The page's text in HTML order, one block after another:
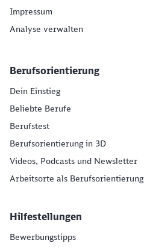
Impressum
Analyse verwalten
Berufsorientierung
Dein Einstieg
Beliebte Berufe
Berufstest
Berufsorientierung in 3D
Videos, Podcasts und Newsletter
Arbeitsorte als Berufsorientierung
Hilfestellungen
Bewerbungstipps